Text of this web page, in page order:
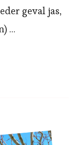
geval jas,
…